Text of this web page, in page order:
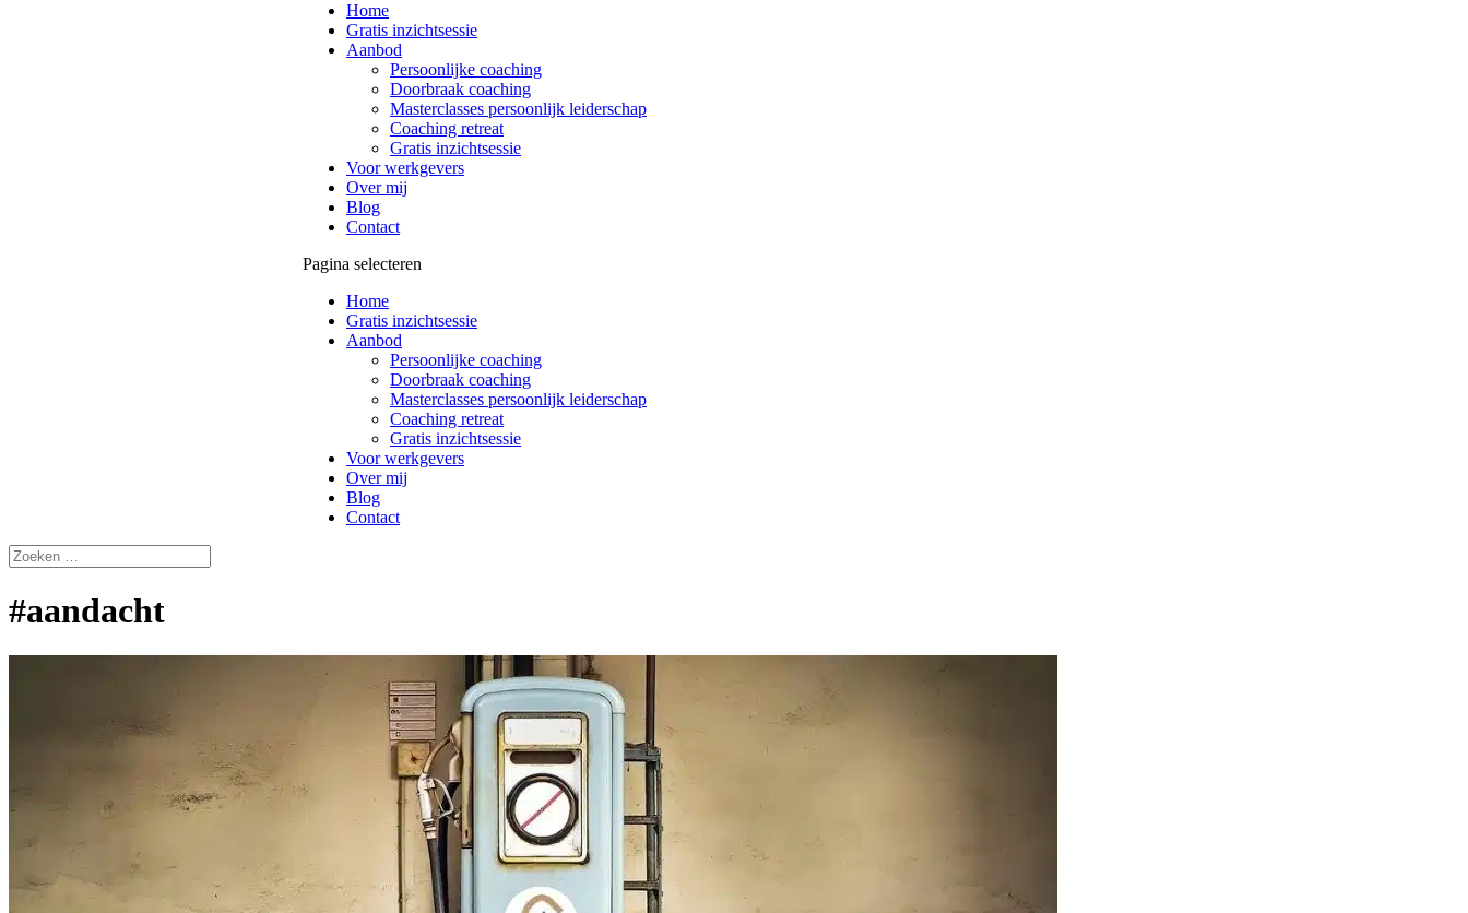
Home
Gratis inzichtsessie
Aanbod
Persoonlijke coaching
Doorbraak coaching
Masterclasses persoonlijk leiderschap
Coaching retreat
Gratis inzichtsessie
Voor werkgevers
Over mij
Blog
Contact
Pagina selecteren
Home
Gratis inzichtsessie
Aanbod
Persoonlijke coaching
Doorbraak coaching
Masterclasses persoonlijk leiderschap
Coaching retreat
Gratis inzichtsessie
Voor werkgevers
Over mij
Blog
Contact
#aandacht